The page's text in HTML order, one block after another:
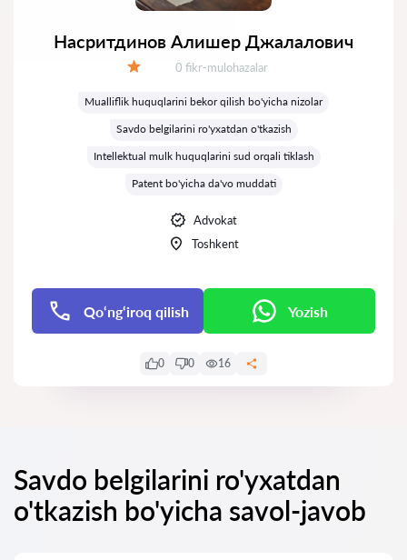
Насритдинов Алишер Джалалович
Fikrlar:
0 fikr-mulohazalar
Mualliflik huquqlarini bekor qilish bo'yicha nizolar
Savdo belgilarini ro'yxatdan o'tkazish
Intellektual mulk huquqlarini sud orqali tiklash
Patent bo'yicha da'vo muddati
Advokat
Toshkent
Qo‘ng‘iroq qilish Yozish
0 0 16
Savdo belgilarini ro'yxatdan
o'tkazish bo'yicha savol-javob